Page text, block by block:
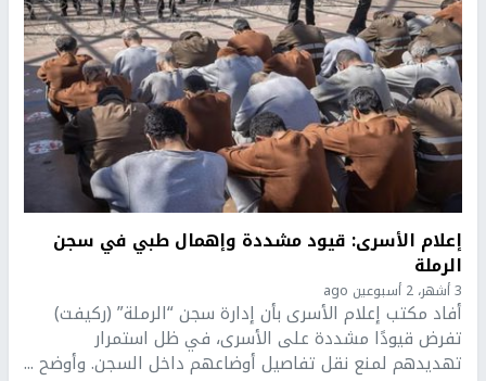
إعلام الأسرى: قيود مشددة وإهمال طبي في سجن
الرملة
3 أشهر، 2 أسبوعين ago
أفاد مكتب إعلام الأسرى بأن إدارة سجن “الرملة” (ركيفت)
تفرض قيودًا مشددة على الأسرى، في ظل استمرار
تهديدهم لمنع نقل تفاصيل أوضاعهم داخل السجن. وأوضح ...